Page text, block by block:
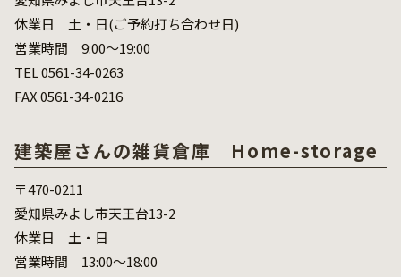
休業日 土・日(ご予約打ち合わせ日)
営業時間 9:00～19:00
TEL 0561-34-0263
FAX 0561-34-0216
建築屋さんの雑貨倉庫 Home-storage
〒470-0211
愛知県みよし市天王台13-2
休業日 土・日
営業時間 13:00～18:00